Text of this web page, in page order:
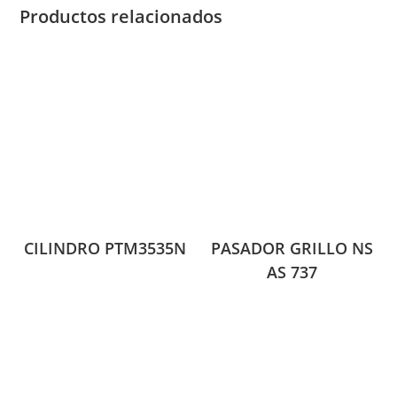
Productos relacionados
CILINDRO PTM3535N
PASADOR GRILLO NS
AS 737